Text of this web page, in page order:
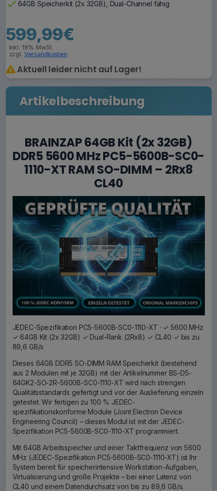
check 64GB Speicherkit (2x 32GB), Dual-Channel fähig
599,99€
inkl. 19% MwSt.
zzgl. Versandkosten
Aktuell leider nicht auf Lager!
Artikelbeschreibung
BRAINZAP 64GB Kit (2x 32GB)
DDR5 5600 MHz PC5-5600B-SC0-
1110-XT RAM SO-DIMM – 2Rx8
CL40
JEDEC-Spezifikation PC5-5600B-SC0-1110-XT · ✓ 5600 MHz
✓ 64GB Kit (2x 32GB) ✓ Dual-Rank (2Rx8) ✓ CL40 ✓ bis zu
89,6 GB/s
Dieses 64GB DDR5 SO-DIMM RAM Speicherkit (bestehend
aus 2 Modulen mit je 32GB) mit der Artikelnummer BS-D5-
64GK2-SO-2R-5600B-SC0-1110-XT wird nach strengen
Qualitätsstandards gefertigt und vor der Auslieferung einzeln
getestet. Wir fertigen zu 100 % JEDEC-
spezifikationskonforme Module (Joint Electron Device
Engineering Council) – dieses Modul ist mit der JEDEC-
Spezifikation PC5-5600B-SC0-1110-XT programmiert.
Mit 64GB Arbeitsspeicher und einer Taktfrequenz von 5600
MHz (JEDEC-Spezifikation PC5-5600B-SC0-1110-XT) ist Ihr
System bereit für speicherintensive Workstation-Aufgaben,
Virtualisierung und große Projekte – bei einer Latenz von
CL40 und einem Datendurchsatz von bis zu 89,6 GB/s.